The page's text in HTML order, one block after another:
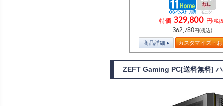
特価 329,800 円(税
362,780円(税込)
商品詳細 カスタマイズ・
ZEFT Gaming PC[送料無料]